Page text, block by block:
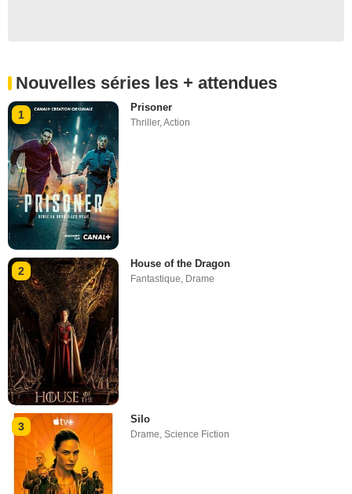
Nouvelles séries les + attendues
1
Prisoner
Thriller,Action
2
House of the Dragon
Fantastique Drame
3
Silo
Drame,Science Fiction